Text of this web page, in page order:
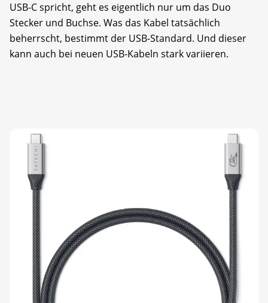
USB-C spricht, geht es eigentlich nur um das Duo
Stecker und Buchse. Was das Kabel tatsächlich
beherrscht, bestimmt der USB-Standard. Und dieser
kann auch bei neuen USB-Kabeln stark variieren.